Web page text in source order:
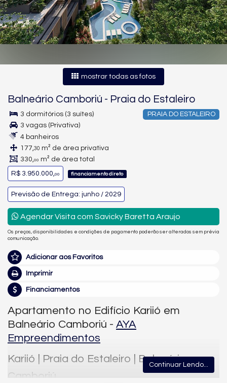
mostrar todas as fotos
Balneário Camboriú - Praia do Estaleiro
PRAIA DO ESTALEIRO
3 dormitórios (3 suítes)
3 vagas (Privativa)
4 banheiros
177,30 m² de área privativa
330,00 m² de área total
R$ 3.950.000,00 financiamento direto
Previsão de Entrega: junho / 2029
Agendar Visita com Savicky Baretta Araujo
Os preços, disponibilidades e condições de pagamento poderão ser alterados sem prévia
comunicação.
Adicionar aos Favoritos
Imprimir
Financiamentos
Apartamento no Edifício Kariió em
Balneário Camboriú - AYA
Empreendimentos
Kariió | Praia do Estaleiro | Balneário
Camboriú
Continuar Lendo...